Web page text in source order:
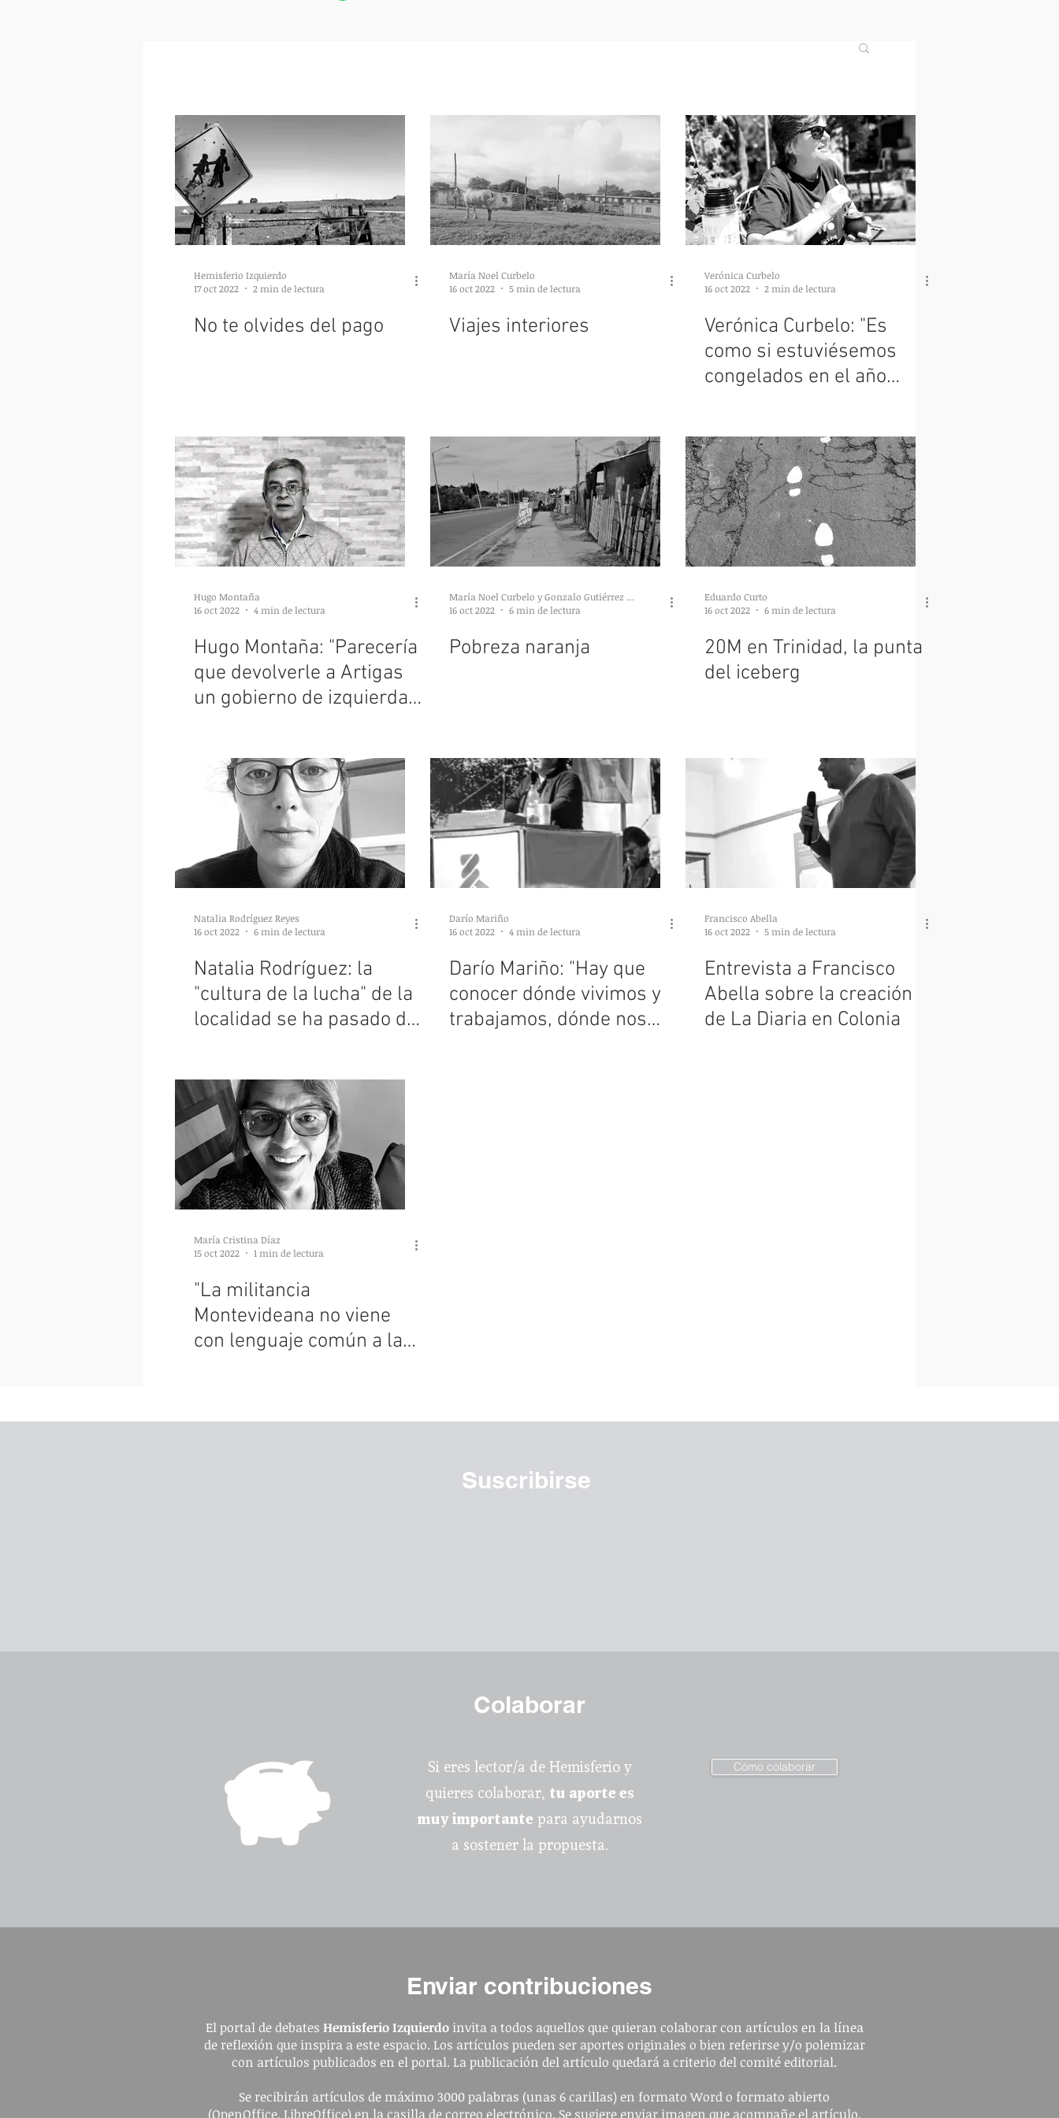
Hemisferio Izquierdo
17 oct 2022
2 min de lectura
No te olvides del pago
María Noel Curbelo
16 oct 2022
5 min de lectura
Viajes interiores
Verónica Curbelo
16 oct 2022
2 min de lectura
Verónica Curbelo: "Es
como si estuviésemos
congelados en el año
Hugo Montaña
16 oct 2022
4 min de lectura
Hugo Montaña: "Parecería
que devolverle a Artigas
un gobierno de izquierda,
María Noel Curbelo y Gonzalo Gutiérrez Nicola
16 oct 2022
6 min de lectura
Pobreza naranja
Eduardo Curto
16 oct 2022
6 min de lectura
20M en Trinidad, la punta
del iceberg
Natalia Rodríguez Reyes
16 oct 2022
6 min de lectura
Natalia Rodríguez: la
"cultura de la lucha" de la
localidad se ha pasado de
Darío Mariño
16 oct 2022
4 min de lectura
Darío Mariño: "Hay que
conocer dónde vivimos y
trabajamos, dónde nos
Francisco Abella
16 oct 2022
5 min de lectura
Entrevista a Francisco
Abella sobre la creación
de La Diaria en Colonia
María Cristina Díaz
15 oct 2022
1 min de lectura
"La militancia
Montevideana no viene
con lenguaje común a la
Suscribirse
Colaborar
Si eres lector/a de Hemisferio y
quieres colaborar, tu aporte es
muy importante para ayudarnos
a sostener la propuesta.
Cómo colaborar
Enviar contribuciones
El portal de debates Hemisferio Izquierdoinvita a todos aquellos que quieran colaborar con artículos en la línea
de reflexión que inspira a este espacio. Los artículos pueden ser aportes originales o bien referirse y/o polemizar
con artículos publicados en el portal. La publicación del artículo quedará a criterio del comité editorial.
Se recibirán artículos de máximo 3000 palabras (unas 6 carillas) en formato Word o formato abierto
(OpenOffice, LibreOffice) en la casilla de correo electrónico. Se sugiere enviar imagen que acompañe el artículo.